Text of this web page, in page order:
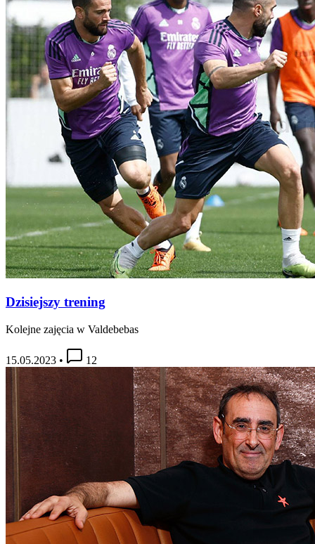
Dzisiejszy trening
Kolejne zajęcia w Valdebebas
15.05.2023 • 12